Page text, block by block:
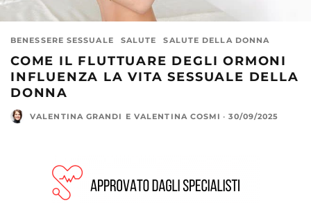
BENESSERE SESSUALE SALUTE SALUTE DELLA DONNA
COME IL FLUTTUARE DEGLI ORMONI
INFLUENZA LA VITA SESSUALE DELLA
DONNA
VALENTINA GRANDI E VALENTINA COSMI · 30/09/2025